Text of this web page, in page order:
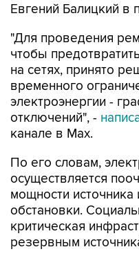
"Для проведения
на сетях, принято
временного
электроэнергии -
отключений", -
канале в Max.
По его словам,
мощности источника
обстановки.
критическая
резервным
Как сообщалось,